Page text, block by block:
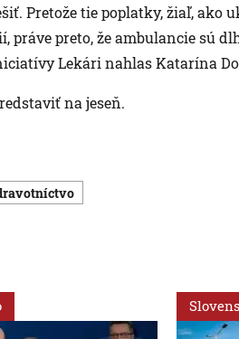
Pretože tie poplatky, žiaľ, ako
preto, že ambulancie sú
Lekári nahlas Katarína
na jeseň.